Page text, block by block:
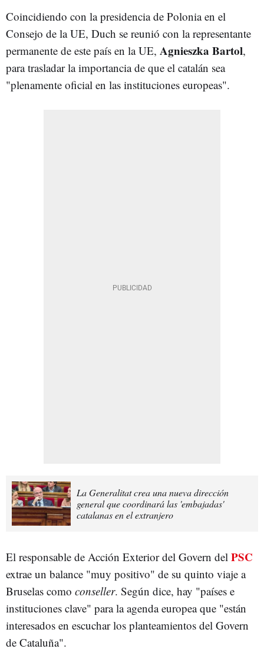
Coincidiendo con la presidencia de Polonia en el
Consejo de la UE, Duch se reunió con la representante
permanente de este país en la UE, Agnieszka Bartol,
para trasladar la importancia de que el catalán sea
"plenamente oficial en las instituciones europeas".
La Generalitat crea una nueva dirección
general que coordinará las 'embajadas'
catalanas en el extranjero
El responsable de Acción Exterior del Govern del PSC
extrae un balance "muy positivo" de su quinto viaje a
Bruselas como conseller. Según dice, hay "países e
instituciones clave" para la agenda europea que "están
interesados en escuchar los planteamientos del Govern
de Cataluña".